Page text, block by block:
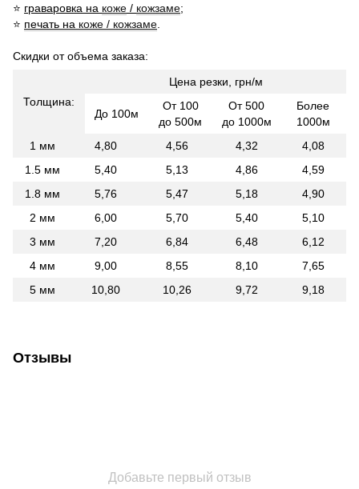
⭐ граваровка на коже / кожзаме;
⭐ печать на коже / кожзаме
Скидки от объема заказа:
Толщина:
Цена резки, грн/м
До 100м
От 100
до 500м
От 500
до 1000м
Более
1000м
1 мм
4,80 4,56 4,32
4,08
1.5 мм
5,40 5,13 4,86
4,59
1.8 мм
5,76 5,47 5,18
4,90
2 мм
6,00 5,70 5,40
5,10
3 мм
7,20 6,84 6,48
6,12
4 мм
9,00 8,55 8,10
7,65
5 мм
10,80 10,26 9,72 9,18
Отзывы
Добавьте первый отзыв